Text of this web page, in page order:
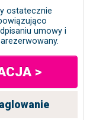
ostatecznie
umowy i
>